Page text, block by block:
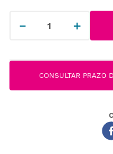
＋
－
CONSULTAR PRAZO